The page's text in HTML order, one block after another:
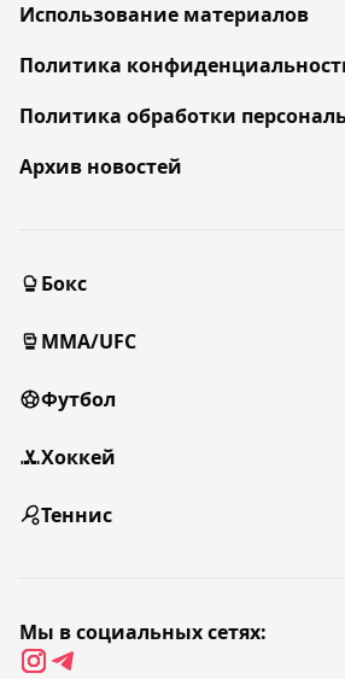
Использование материалов
Политика
Политика обработки
Архив новостей
Бокс
MMA/UFC
Футбол
Хоккей
Теннис
Мы в социальных сетях: